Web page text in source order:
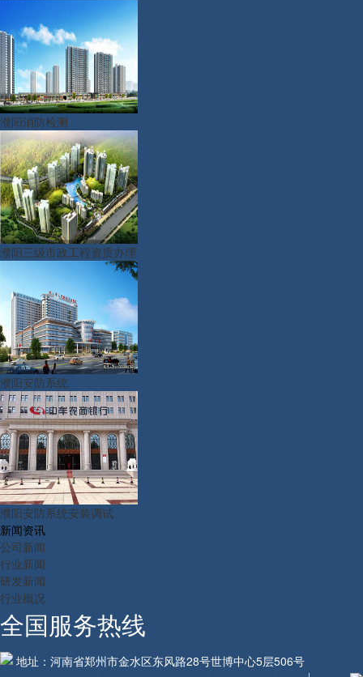
濮阳消防检测
濮阳三级市政工程资质办理
濮阳安防系统
濮阳安防系统安装调试
新闻资讯
公司新闻
行业新闻
研发新闻
行业概况
全国服务热线
地址：河南省郑州市金水区东风路28号世博中心5层506号